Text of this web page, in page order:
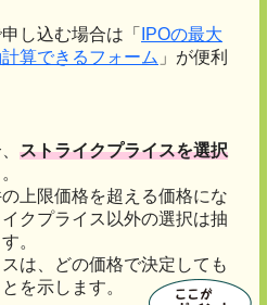
し込む場合は「
IPOの最大
算できるフォーム 」が便利
ストライクプライスを選択
上限価格を超える価格にな
クプライス以外の選択は抽
。
は、どの価格で決定しても
を示します。